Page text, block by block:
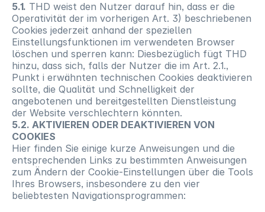
5.1. THD weist den Nutzer darauf hin, dass er die
Operativität der im vorherigen Art. 3) beschriebenen
Cookies jederzeit anhand der speziellen
Einstellungsfunktionen im verwendeten Browser
löschen und sperren kann: Diesbezüglich fügt THD
hinzu, dass sich, falls der Nutzer die im Art. 2.1.,
Punkt i erwähnten technischen Cookies deaktivieren
sollte, die Qualität und Schnelligkeit der
angebotenen und bereitgestellten Dienstleistung
der Website verschlechtern könnten.
5.2. AKTIVIEREN ODER DEAKTIVIEREN VON
COOKIES
Hier finden Sie einige kurze Anweisungen und die
entsprechenden Links zu bestimmten Anweisungen
zum Ändern der Cookie-Einstellungen über die Tools
Ihres Browsers, insbesondere zu den vier
beliebtesten Navigationsprogrammen: